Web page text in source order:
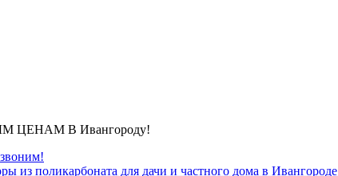
В Ивангороду!
из поликарбоната для дачи и частного дома в Ивангороде